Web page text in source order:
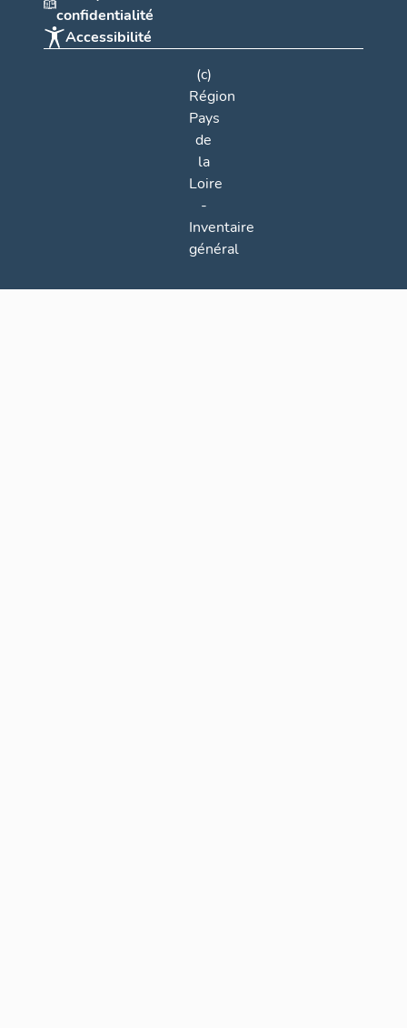
confidentialité
Accessibilité
(c)
Région
Pays
de
la
Loire
-
Inventaire
général